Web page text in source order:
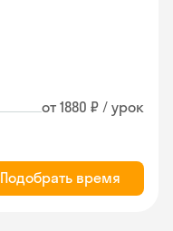
от 1880 ₽ / урок
Подобрать время